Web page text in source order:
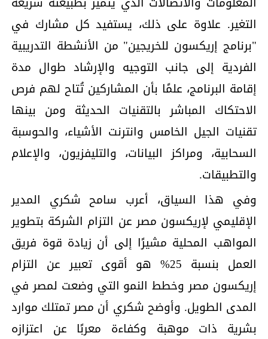
التغير. علاوة على ذلك، يستفيد كل مشارك في
"برنامج إريكسون للخريجين" من الأنشطة التدريبية
الفردية إلى جانب التوجيه والإرشاد طوال مدة
إقامة البرنامج، علمًا بأن المشاركين تُتاح لهم فرص
الاحتكاك المباشر بالتقنيات الحديثة ومن بينها
تقنيات الجيل الخامس وانترنت الأشياء، والحوسبة
السحابية، ومراكز البيانات، والتليفزيون، والإعلام
والتطبيقات.
وفي هذا السياق، أعرب سامح شكري المدير
الإقليمي لإريكسون مصر عن التزام الشركة بتطوير
المواهب المحلية مشيرًا إلى أن زيادة قوة فريق
العمل بنسبة 25% هو أقوى تعبير عن التزام
إريكسون مصر وخطط النمو التي وضعت لمصر في
المدى الطويل. وأوضح شكري أن مصر تمتلك موارد
بشرية ذات موهبة وكفاءة معربًا عن اعتزازه